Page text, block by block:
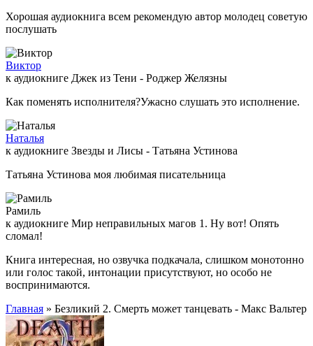
Хорошая аудиокнига всем рекомендую автор молодец советую
послушать
Виктор
к аудиокниге Джек из Тени - Роджер Желязны
Как поменять исполнителя?Ужасно слушать это исполнение.
Наталья
к аудиокниге Звезды и Лисы - Татьяна Устинова
Татьяна Устинова моя любимая писательница
Рамиль
к аудиокниге Мир неправильных магов 1. Ну вот! Опять
сломал!
Книга интересная, но озвучка подкачала, слишком монотонно
или голос такой, интонации присутствуют, но особо не
воспринимаются.
Главная » Безликий 2. Смерть может танцевать - Макс Вальтер